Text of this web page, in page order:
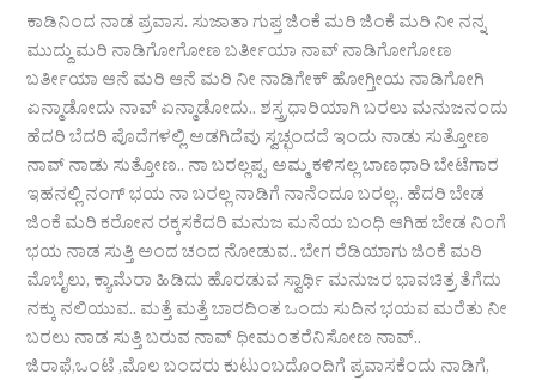
ಕಾಡಿನಿಂದ ನಾಡ ಪ್ರವಾಸ. ಸುಜಾತಾ ಗುಪ್ತ ಜಿಂಕೆ ಮರಿ ಜಿಂಕೆ ಮರಿ ನೀ ನನ್ನ
ಮುದ್ದು ಮರಿ ನಾಡಿಗೋಗೋಣ ಬರ್ತೀಯಾ ನಾವ್ ನಾಡಿಗೋಗೋಣ
ಬರ್ತೀಯಾ ಆನೆ ಮರಿ ಆನೆ ಮರಿ ನೀ ನಾಡಿಗೇಕ್ ಹೋಗ್ತೀಯ ನಾಡಿಗೋಗಿ
ಏನ್ಮಾಡೋದು ನಾವ್ ಏನ್ಮಾಡೋದು.. ಶಸ್ತ್ರಧಾರಿಯಾಗಿ ಬರಲು ಮನುಜನಂದು
ಹೆದರಿ ಬೆದರಿ ಪೊದೆಗಳಲ್ಲಿ ಅಡಗಿದೆವು ಸ್ವಚ್ಛಂದದೆ ಇಂದು ನಾಡು ಸುತ್ತೋಣ
ನಾವ್ ನಾಡು ಸುತ್ತೋಣ.. ನಾ ಬರಲ್ಲಪ್ಪ, ಅಮ್ಮ ಕಳಿಸಲ್ಲ ಬಾಣಧಾರಿ ಬೇಟೆಗಾರ
ಇಹನಲ್ಲಿ ನಂಗ್ ಭಯ ನಾ ಬರಲ್ಲ ನಾಡಿಗೆ ನಾನೆಂದೂ ಬರಲ್ಲ.. ಹೆದರಿ ಬೇಡ
ಜಿಂಕೆ ಮರಿ ಕರೋನ ರಕ್ಕಸಕೆದರಿ ಮನುಜ ಮನೆಯ ಬಂಧಿ ಆಗಿಹ ಬೇಡ ನಿಂಗೆ
ಭಯ ನಾಡ ಸುತ್ತಿ ಅಂದ ಚಂದ ನೋಡುವ.. ಬೇಗ ರೆಡಿಯಾಗು ಜಿಂಕೆ ಮರಿ
ಮೊಬೈಲು, ಕ್ಯಾಮೆರಾ ಹಿಡಿದು ಹೊರಡುವ ಸ್ವಾರ್ಥಿ ಮನುಜರ ಭಾವಚಿತ್ರ ತೆಗೆದು
ನಕ್ಕು ನಲಿಯುವ.. ಮತ್ತೆ ಮತ್ತೆ ಬಾರದಿಂತ ಒಂದು ಸುದಿನ ಭಯವ ಮರೆತು ನೀ
ಬರಲು ನಾಡ ಸುತ್ತಿ ಬರುವ ನಾವ್ ಧೀಮಂತರೆನಿಸೋಣ ನಾವ್..
ಜಿರಾಫೆ,ಒಂಟೆ ,ಮೊಲ ಬಂದರು ಕುಟುಂಬದೊಂದಿಗೆ ಪ್ರವಾಸಕೆಂದು ನಾಡಿಗೆ,